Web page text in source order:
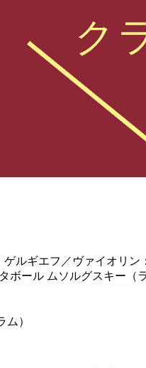
ルギエフ／ヴァイオリ
ボール ムソルグスキー（